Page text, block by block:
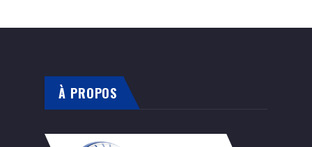
À PROPOS